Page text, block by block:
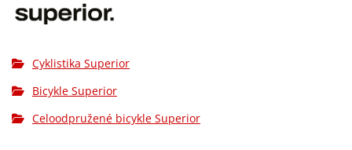
Sedlo:
Řazení:
speed
Přehazovačka:
Design
Cyklistika Superior
Bicykle Superior
Celoodpružené bicykle Superior